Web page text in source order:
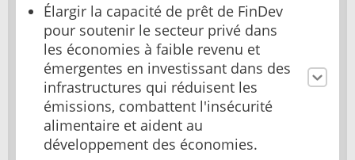
Élargir la capacité de prêt de FinDev
pour soutenir le secteur privé dans
les économies à faible revenu et
émergentes en investissant dans des
infrastructures qui réduisent les
émissions, combattent l'insécurité
alimentaire et aident au
développement des économies.